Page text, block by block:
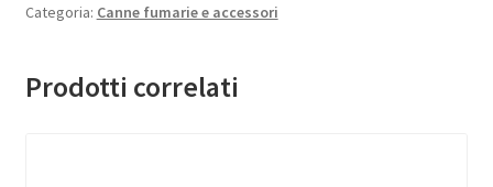
Categoria: Canne fumarie e accessori
Prodotti correlati